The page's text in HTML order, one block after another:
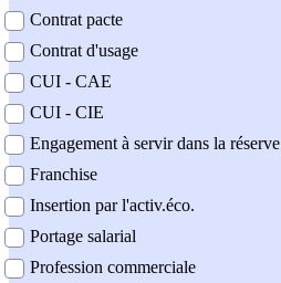
Contrat pacte
Contrat d'usage
CUI - CAE
CUI - CIE
Engagement à servir dans la réserve
Franchise
Insertion par l'activ.éco.
Portage salarial
Profession commerciale